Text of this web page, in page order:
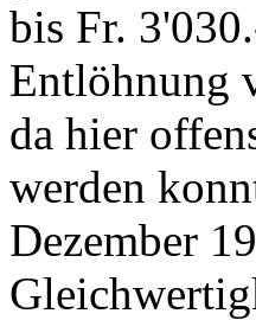
bis Fr.
Entlöhnung
da hier
werden
Dezember